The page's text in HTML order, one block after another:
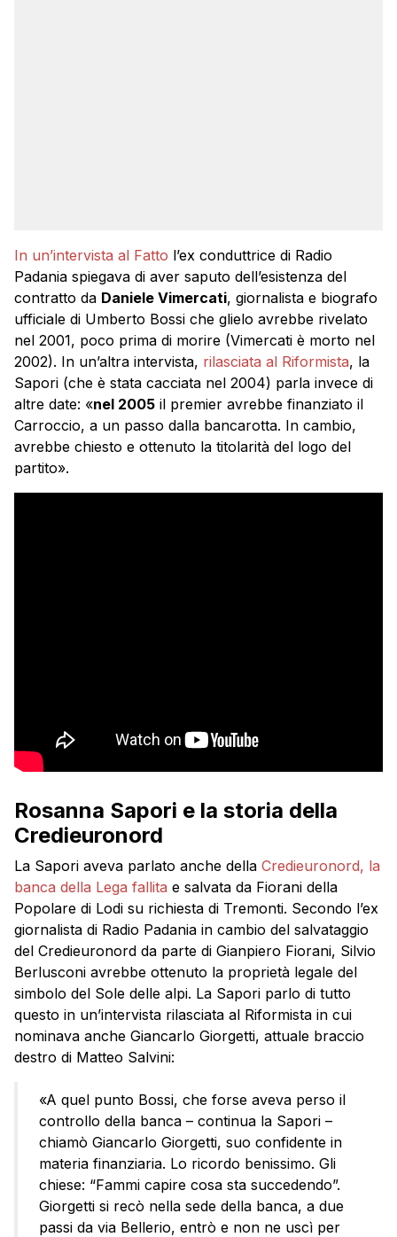
In un’intervista al Fatto l’ex conduttrice di Radio
Padania spiegava di aver saputo dell’esistenza del
contratto da Daniele Vimercati, giornalista e biografo
ufficiale di Umberto Bossi che glielo avrebbe rivelato
nel 2001, poco prima di morire (Vimercati è morto nel
2002). In un’altra intervista, rilasciata al Riformista, la
Sapori (che è stata cacciata nel 2004) parla invece di
altre date: «nel 2005 il premier avrebbe finanziato il
Carroccio, a un passo dalla bancarotta. In cambio,
avrebbe chiesto e ottenuto la titolarità del logo del
partito».
Rosanna Sapori e la storia della
Credieuronord
La Sapori aveva parlato anche della Credieuronord, la
banca della Lega fallita e salvata da Fiorani della
Popolare di Lodi su richiesta di Tremonti. Secondo l’ex
giornalista di Radio Padania in cambio del salvataggio
del Credieuronord da parte di Gianpiero Fiorani, Silvio
Berlusconi avrebbe ottenuto la proprietà legale del
simbolo del Sole delle alpi. La Sapori parlo di tutto
questo in un’intervista rilasciata al Riformista in cui
nominava anche Giancarlo Giorgetti, attuale braccio
destro di Matteo Salvini:
«A quel punto Bossi, che forse aveva perso il
controllo della banca – continua la Sapori –
chiamò Giancarlo Giorgetti, suo confidente in
materia finanziaria. Lo ricordo benissimo. Gli
chiese: “Fammi capire cosa sta succedendo”.
Giorgetti si recò nella sede della banca, a due
passi da via Bellerio, entrò e non ne uscì per